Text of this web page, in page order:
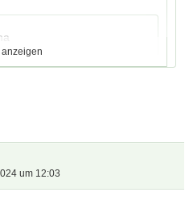
alte Streitfrage auch
um 12:03